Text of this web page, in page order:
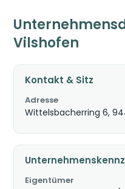
Vilshofen
Kontakt & Sitz
Adresse
Wittelsbacherring 6,
Eigentümer